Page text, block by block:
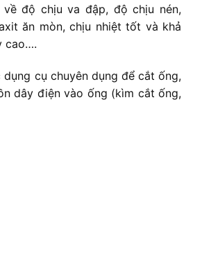
độ chịu va đập, độ chịu nén,
ăn mòn, chịu nhiệt tốt và khả
cao….
dụng cụ chuyên dụng để cắt ống,
dây điện vào ống (kìm cắt ống,